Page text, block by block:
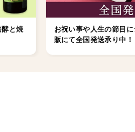
と焼
お祝い事や人生の節目
販にて全国発送承り中！